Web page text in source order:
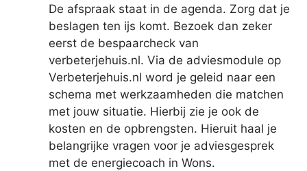
De afspraak staat in de agenda. Zorg dat je
beslagen ten ijs komt. Bezoek dan zeker
eerst de bespaarcheck van
verbeterjehuis.nl. Via de adviesmodule op
Verbeterjehuis.nl word je geleid naar een
schema met werkzaamheden die matchen
met jouw situatie. Hierbij zie je ook de
kosten en de opbrengsten. Hieruit haal je
belangrijke vragen voor je adviesgesprek
met de energiecoach in Wons.